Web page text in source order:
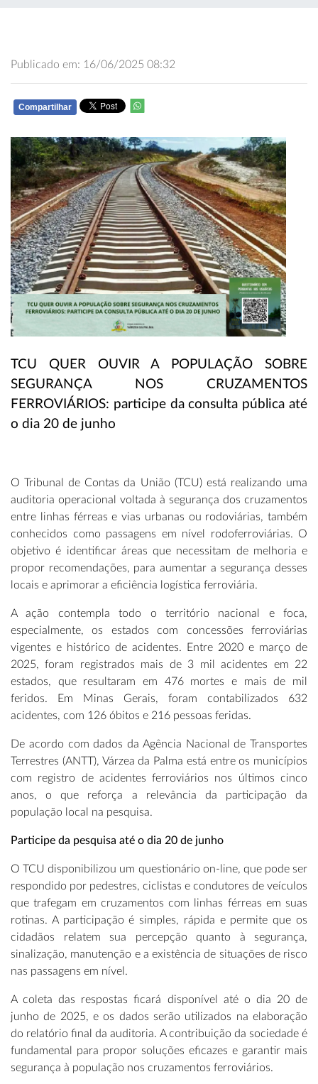
Publicado em: 16/06/2025 08:32
Compartilhar
TCU QUER OUVIR A POPULAÇÃO SOBRE
SEGURANÇA NOS CRUZAMENTOS
FERROVIÁRIOS: participe da consulta pública até
o dia 20 de junho
O Tribunal de Contas da União (TCU) está realizando uma
auditoria operacional voltada à segurança dos cruzamentos
entre linhas férreas e vias urbanas ou rodoviárias, também
conhecidos como passagens em nível rodoferroviárias. O
objetivo é identificar áreas que necessitam de melhoria e
propor recomendações, para aumentar a segurança desses
locais e aprimorar a eficiência logística ferroviária.
A ação contempla todo o território nacional e foca,
especialmente, os estados com concessões ferroviárias
vigentes e histórico de acidentes. Entre 2020 e março de
2025, foram registrados mais de 3 mil acidentes em 22
estados, que resultaram em 476 mortes e mais de mil
feridos. Em Minas Gerais, foram contabilizados 632
acidentes, com 126 óbitos e 216 pessoas feridas.
De acordo com dados da Agência Nacional de Transportes
Terrestres (ANTT), Várzea da Palma está entre os municípios
com registro de acidentes ferroviários nos últimos cinco
anos, o que reforça a relevância da participação da
população local na pesquisa.
Participe da pesquisa até o dia 20 de junho
O TCU disponibilizou um questionário on-line, que pode ser
respondido por pedestres, ciclistas e condutores de veículos
que trafegam em cruzamentos com linhas férreas em suas
rotinas. A participação é simples, rápida e permite que os
cidadãos relatem sua percepção quanto à segurança,
sinalização, manutenção e a existência de situações de risco
nas passagens em nível.
A coleta das respostas ficará disponível até o dia 20 de
junho de 2025, e os dados serão utilizados na elaboração
do relatório final da auditoria. A contribuição da sociedade é
fundamental para propor soluções eficazes e garantir mais
segurança à população nos cruzamentos ferroviários.